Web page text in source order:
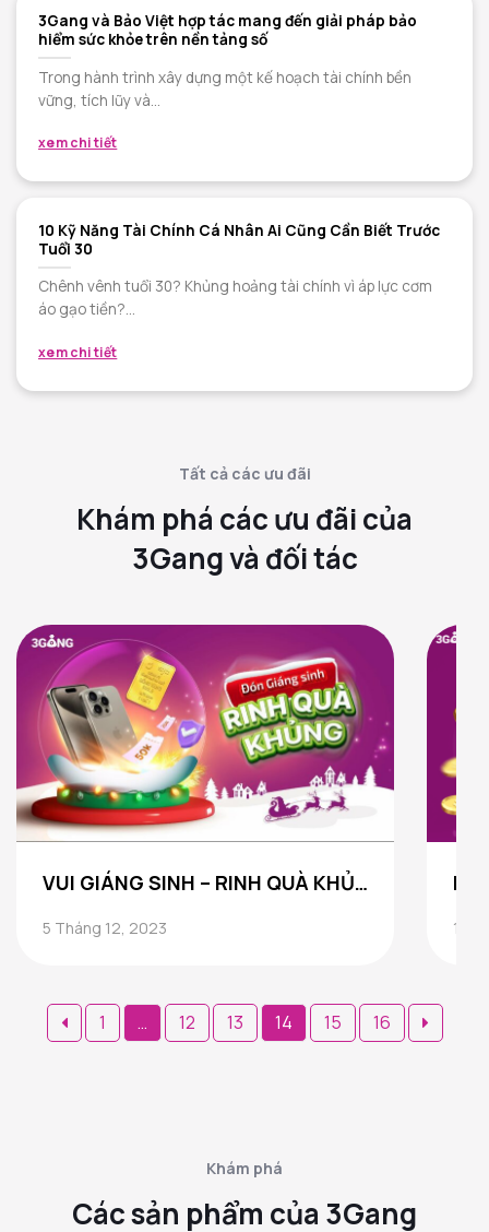
3Gang và Bảo Việt hợp tác mang đến giải pháp bảo
hiểm sức khỏe trên nền tảng số
Trong hành trình xây dựng một kế hoạch tài chính bền
vững, tích lũy và...
xem chi tiết
10 Kỹ Năng Tài Chính Cá Nhân Ai Cũng Cần Biết Trước
Tuổi 30
Chênh vênh tuổi 30? Khủng hoảng tài chính vì áp lực cơm
áo gạo tiền?...
xem chi tiết
Tất cả các ưu đãi
Khám phá các ưu đãi của
3Gang và đối tác
VUI GIÁNG SINH – RINH QUÀ KHỦNG
5 Tháng 12, 2023 17
Phân
trang
1 … 12 13 14 15 16
Khám phá
Các sản phẩm của 3Gang